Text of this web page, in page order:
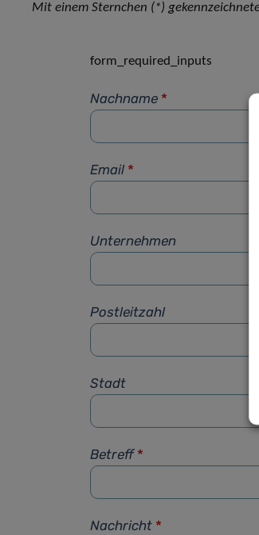
Mit einem Sternchen (*)
form_required_inputs
Nachname *
Email *
Unternehmen
Postleitzahl
Stadt
Betreff *
Nachricht *